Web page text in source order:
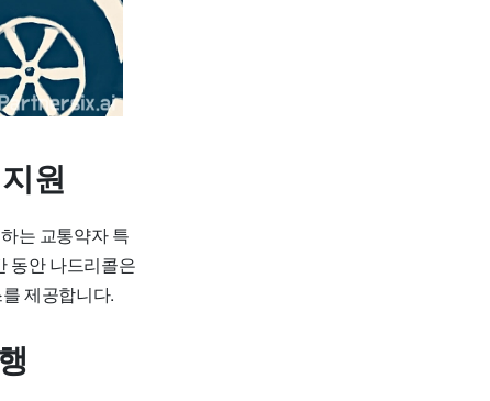
원
는 교통약자 특
동안 나드리콜은
제공합니다.